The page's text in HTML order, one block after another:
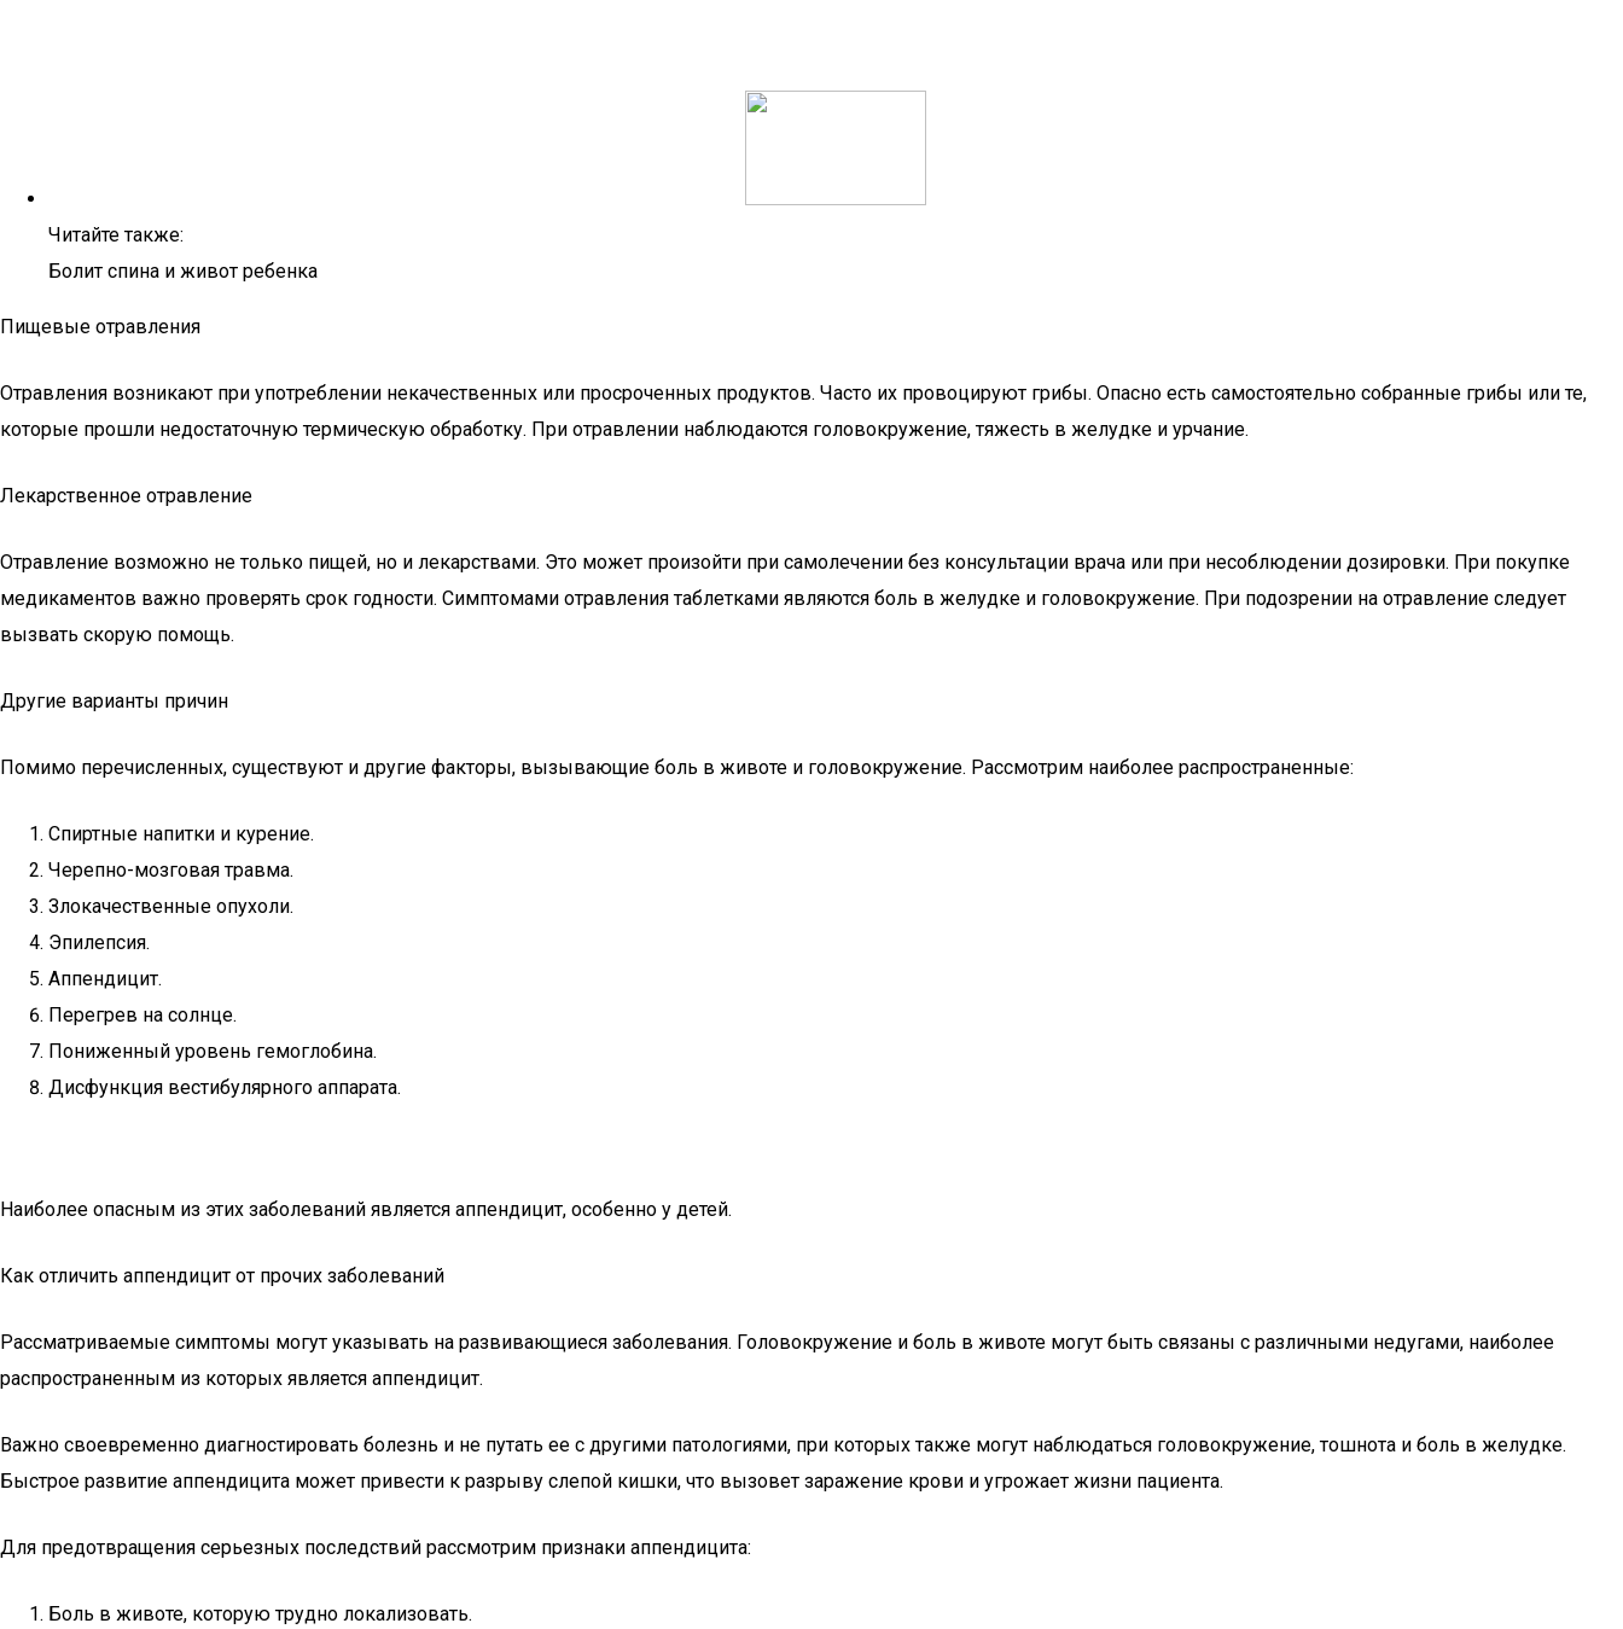
Читайте также:
Болит спина и живот ребенка
Пищевые отравления
Отравления возникают при употреблении некачественных или просроченных продуктов. Часто их провоцируют грибы. Опасно есть самостоятельно собранные грибы или те,
которые прошли недостаточную термическую обработку. При отравлении наблюдаются головокружение, тяжесть в желудке и урчание.
Лекарственное отравление
Отравление возможно не только пищей, но и лекарствами. Это может произойти при самолечении без консультации врача или при несоблюдении дозировки. При покупке
медикаментов важно проверять срок годности. Симптомами отравления таблетками являются боль в желудке и головокружение. При подозрении на отравление следует
вызвать скорую помощь.
Другие варианты причин
Помимо перечисленных, существуют и другие факторы, вызывающие боль в животе и головокружение. Рассмотрим наиболее распространенные:
Спиртные напитки и курение.
Черепно-мозговая травма.
Злокачественные опухоли.
Эпилепсия.
Аппендицит.
Перегрев на солнце.
Пониженный уровень гемоглобина.
Дисфункция вестибулярного аппарата.
Наиболее опасным из этих заболеваний является аппендицит, особенно у детей.
Как отличить аппендицит от прочих заболеваний
Рассматриваемые симптомы могут указывать на развивающиеся заболевания. Головокружение и боль в животе могут быть связаны с различными недугами, наиболее
распространенным из которых является аппендицит.
Важно своевременно диагностировать болезнь и не путать ее с другими патологиями, при которых также могут наблюдаться головокружение, тошнота и боль в желудке.
Быстрое развитие аппендицита может привести к разрыву слепой кишки, что вызовет заражение крови и угрожает жизни пациента.
Для предотвращения серьезных последствий рассмотрим признаки аппендицита:
Боль в животе, которую трудно локализовать.